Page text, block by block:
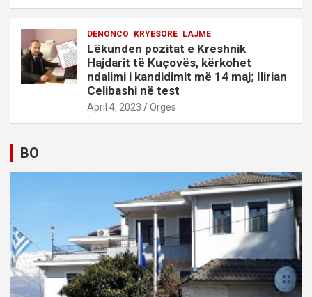
DENONCO KRYESORE LAJME
Lëkunden pozitat e Kreshnik
Hajdarit të Kuçovës, kërkohet
ndalimi i kandidimit më 14 maj; Ilirian
Celibashi në test
April 4, 2023 Orges
BO